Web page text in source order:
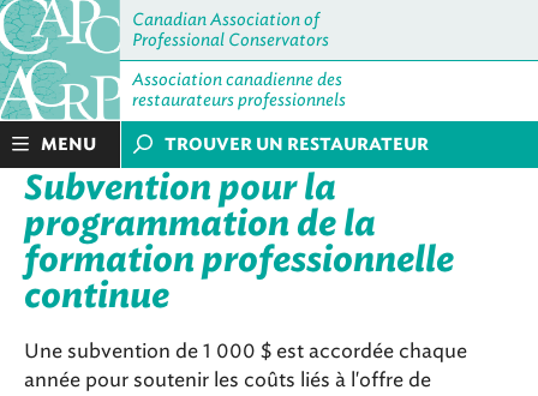
Canadian Association of
Professional Conservators
Association canadienne des
restaurateurs professionnels
MENU TROUVER UN RESTAURATEUR
Subvention pour la
programmation de la
formation professionnelle
continue
Une subvention de 1 000 $ est accordée chaque
année pour soutenir les coûts liés à l'offre de